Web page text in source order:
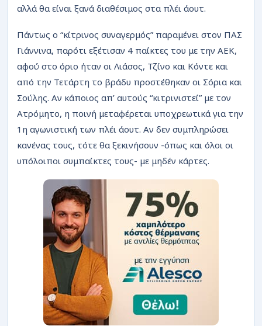
αλλά θα είναι ξανά διαθέσιμος στα πλέι άουτ.
Πάντως ο “κίτρινος συναγερμός” παραμένει στον ΠΑΣ
Γιάννινα, παρότι εξέτισαν 4 παίκτες του με την ΑΕΚ,
αφού στο όριο ήταν οι Λιάσος, Τζίνο και Κόντε και
από την Τετάρτη το βράδυ προστέθηκαν οι Σόρια και
Σούλης. Αν κάποιος απ’ αυτούς “κιτρινιστεί” με τον
Ατρόμητο, η ποινή μεταφέρεται υποχρεωτικά για την
1η αγωνιστική των πλέι άουτ. Αν δεν συμπληρώσει
κανένας τους, τότε θα ξεκινήσουν -όπως και όλοι οι
υπόλοιποι συμπαίκτες τους- με μηδέν κάρτες.